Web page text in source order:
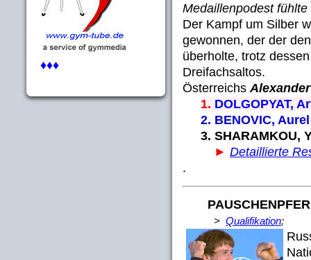
♦♦♦
Medaillenpodest
Der Kampf um Silber
gewonnen, der der
überholte, trotz
Dreifachsaltos.
Österreichs
1. DOLGOPYAT,
2. BENOVIC,
3. SHARAMKOU,
► Detaillierte
.
> Qualifikation;